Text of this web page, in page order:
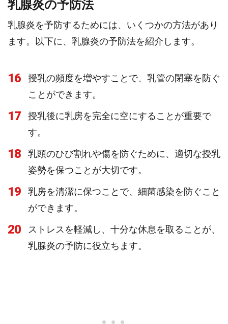
乳腺炎の予防法
乳腺炎を予防するためには、いくつかの方法があり
ます。以下に、乳腺炎の予防法を紹介します。
16
授乳の頻度を増やすことで、乳管の閉塞を防ぐ
ことができます。
17
授乳後に乳房を完全に空にすることが重要で
す。
18
乳頭のひび割れや傷を防ぐために、適切な授乳
姿勢を保つことが大切です。
19
乳房を清潔に保つことで、細菌感染を防ぐこと
ができます。
20
ストレスを軽減し、十分な休息を取ることが、
乳腺炎の予防に役立ちます。